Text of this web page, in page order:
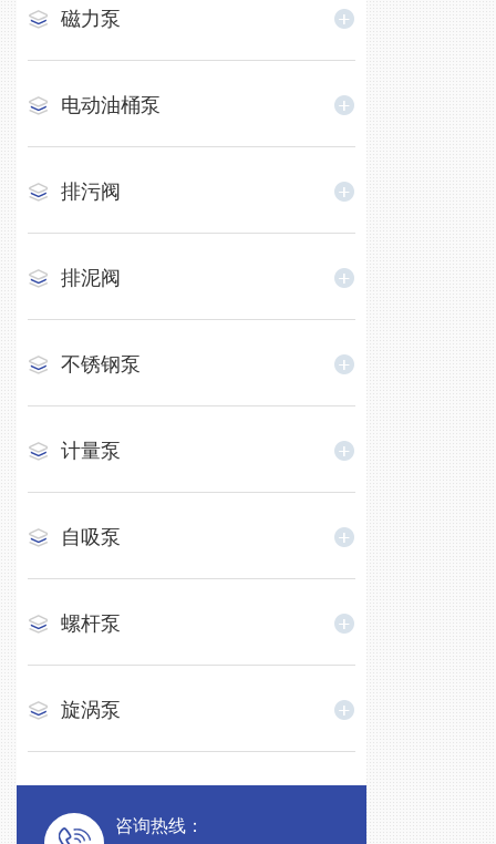
磁力泵
电动油桶泵
排污阀
排泥阀
不锈钢泵
计量泵
自吸泵
螺杆泵
旋涡泵
咨询热线：